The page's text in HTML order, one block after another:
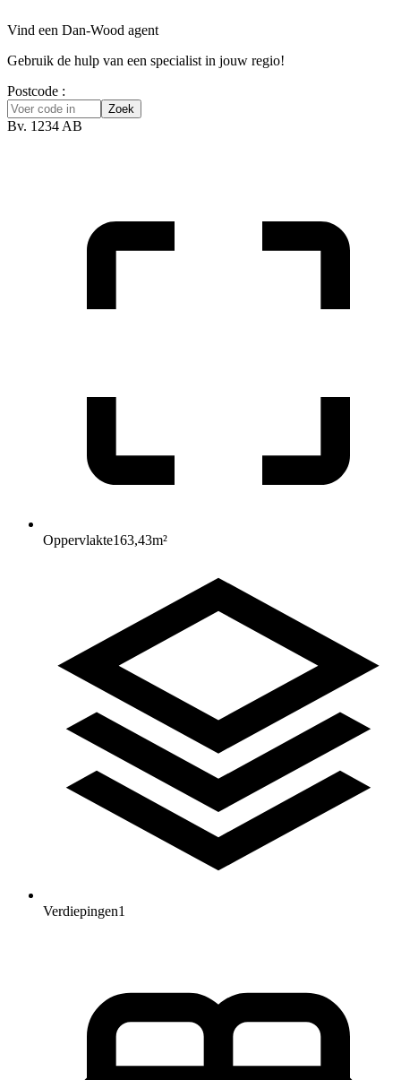
Vind een Dan-Wood agent
Gebruik de hulp van een specialist in jouw regio!
Postcode :
Zoek
Bv. 1234 AB
Oppervlakte163,43m²
Verdiepingen1